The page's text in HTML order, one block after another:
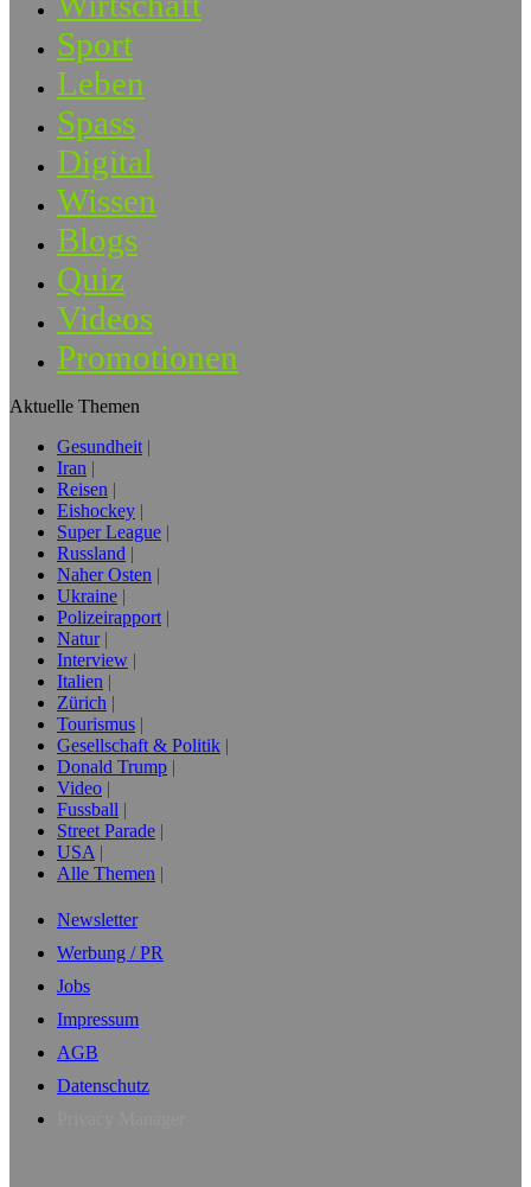
Sport
Leben
Spass
Digital
Wissen
Blogs
Quiz
Videos
Promotionen
Aktuelle Themen
Gesundheit
Iran
Reisen
Eishockey
Super League
Russland
Naher Osten
Ukraine
Polizeirapport
Natur
Interview
Italien
Zürich
Tourismus
Gesellschaft & Politik
Donald Trump
Video
Fussball
Street Parade
USA
Alle Themen
Newsletter
Werbung / PR
Jobs
Impressum
AGB
Datenschutz